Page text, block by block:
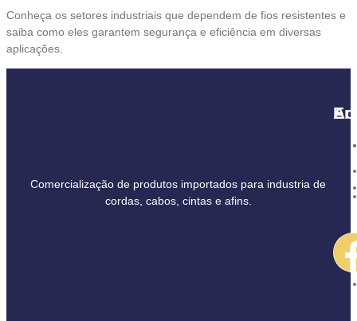
Conheça os setores industriais que dependem de fios resistentes e
saiba como eles garantem segurança e eficiência em diversas
aplicações.
Comercialização de produtos importados para industria de
cordas, cabos, cintas e afins.